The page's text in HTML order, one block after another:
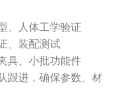
、人体工学验证
、装配测试
具、小批功能件
跟进，确保参数、材